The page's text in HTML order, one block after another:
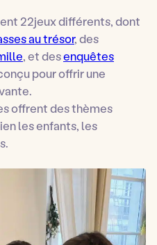
22jeux différents, dont
au trésor, des
, et desenquêtes
pour offrir une
offrent des thèmes
les enfants, les